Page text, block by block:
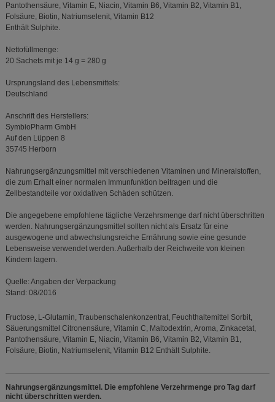
Pantothensäure, Vitamin E, Niacin, Vitamin B6, Vitamin B2, Vitamin B1,
Folsäure, Biotin, Natriumselenit, Vitamin B12
Enthält Sulphite.
Nettofüllmenge:
20 Sachets mit je 14 g = 280 g
Ursprungsland des Lebensmittels:
Deutschland
Anschrift des Herstellers:
SymbioPharm GmbH
Auf den Lüppen 8
35745 Herborn
Nahrungsergänzungsmittel mit verschiedenen Vitaminen und Mineralstoffen,
die zum Erhalt einer normalen Immunfunktion beitragen und die
Zellbestandteile vor oxidativen Schäden schützen.
Die angegebene empfohlene tägliche Verzehrsmenge darf nicht überschritten
werden. Nahrungsergänzungsmittel sollten nicht als Ersatz für eine
ausgewogene und abwechslungsreiche Ernährung sowie eine gesunde
Lebensweise verwendet werden. Außerhalb der Reichweite von kleinen
Kindern lagern.
Quelle: Angaben der Verpackung
Stand: 08/2016
Fructose, L-Glutamin, Traubenschalenkonzentrat, Feuchthaltemittel Sorbit,
Säuerungsmittel Citronensäure, Vitamin C, Maltodextrin, Aroma, Zinkacetat,
Pantothensäure, Vitamin E, Niacin, Vitamin B6, Vitamin B2, Vitamin B1,
Folsäure, Biotin, Natriumselenit, Vitamin B12 Enthält Sulphite.
Nahrungsergänzungsmittel. Die empfohlene Verzehrmenge pro Tag darf
nicht überschritten werden.